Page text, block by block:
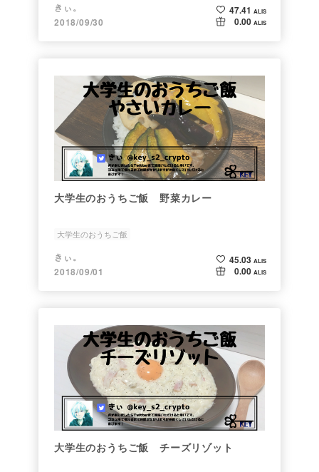
きぃ。
2018/09/30
47.41 ALIS
0.00 ALIS
大学生のおうちご飯 野菜カレー
大学生のおうちご飯
きぃ。
2018/09/01
45.03 ALIS
0.00 ALIS
大学生のおうちご飯 チーズリゾット